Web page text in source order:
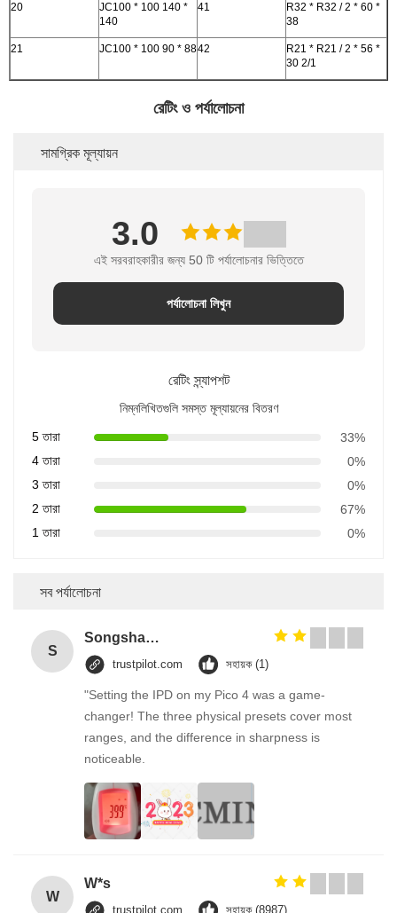
20
JC100 * 100 140 *
140
41
R32 * R32 / 2 * 60 *
38
21 JC100 * 100 90 * 8842
R21 * R21 / 2 * 56 *
30 2/1
রেটিং ও পর্যালোচনা
সামগ্রিক মূল্যায়ন
3.0
এই সরবরাহকারীর জন্য 50 টি পর্যালোচনার ভিত্তিতে
পর্যালোচনা লিখুন
রেটিং স্ন্যাপশট
নিম্নলিখিতগুলি সমস্ত মূল্যায়নের বিতরণ
5 তারা
33%
4 তারা
0%
3 তারা
0%
2 তারা
67%
1 তারা
0%
সব পর্যালোচনা
S
Songshang
trustpilot.com সহায়ক (1)
"Setting the IPD on my Pico 4 was a game-
changer! The three physical presets cover most
ranges, and the difference in sharpness is
noticeable.
W
W*s
trustpilot.com সহায়ক (8987)